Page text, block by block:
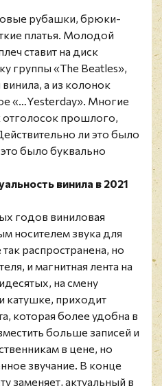
рубашки, брюки-
платья. Молодой
ставит на диск
группы «The Beatles»,
а из колонок
«…Yesterday». Многие
отголосок прошлого,
ли это было
было буквально
винила в 2021
годов виниловая
носителем звука для
распространена, но
и магнитная лента на
на смену
катушке, приходит
которая более удобна в
больше записей и
в цене, но
звучание. В конце
заменяет, актуальный в